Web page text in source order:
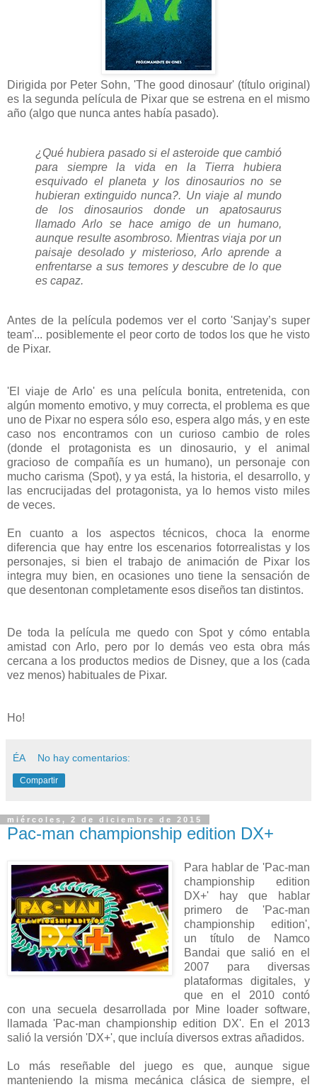
Dirigida por Peter Sohn, 'The good dinosaur' (título original)
es la segunda película de Pixar que se estrena en el mismo
año (algo que nunca antes había pasado).
¿Qué hubiera pasado si el asteroide que cambió
para siempre la vida en la Tierra hubiera
esquivado el planeta y los dinosaurios no se
hubieran extinguido nunca?. Un viaje al mundo
de los dinosaurios donde un apatosaurus
llamado Arlo se hace amigo de un humano,
aunque resulte asombroso. Mientras viaja por un
paisaje desolado y misterioso, Arlo aprende a
enfrentarse a sus temores y descubre de lo que
es capaz.
Antes de la película podemos ver el corto 'Sanjay’s super
team'... posiblemente el peor corto de todos los que he visto
de Pixar.
'El viaje de Arlo' es una película bonita, entretenida, con
algún momento emotivo, y muy correcta, el problema es que
uno de Pixar no espera sólo eso, espera algo más, y en este
caso nos encontramos con un curioso cambio de roles
(donde el protagonista es un dinosaurio, y el animal
gracioso de compañía es un humano), un personaje con
mucho carisma (Spot), y ya está, la historia, el desarrollo, y
las encrucijadas del protagonista, ya lo hemos visto miles
de veces.
En cuanto a los aspectos técnicos, choca la enorme
diferencia que hay entre los escenarios fotorrealistas y los
personajes, si bien el trabajo de animación de Pixar los
integra muy bien, en ocasiones uno tiene la sensación de
que desentonan completamente esos diseños tan distintos.
De toda la película me quedo con Spot y cómo entabla
amistad con Arlo, pero por lo demás veo esta obra más
cercana a los productos medios de Disney, que a los (cada
vez menos) habituales de Pixar.
Ho!
ÉA No hay comentarios:
Compartir
miércoles, 2 de diciembre de 2015
Pac-man championship edition DX+
Para hablar de 'Pac-man
championship edition
DX+' hay que hablar
primero de 'Pac-man
championship edition',
un título de Namco
Bandai que salió en el
2007 para diversas
plataformas digitales, y
que en el 2010 contó
con una secuela desarrollada por Mine loader software,
llamada 'Pac-man championship edition DX'. En el 2013
salió la versión 'DX+', que incluía diversos extras añadidos.
Lo más reseñable del juego es que, aunque sigue
manteniendo la misma mecánica clásica de siempre, el